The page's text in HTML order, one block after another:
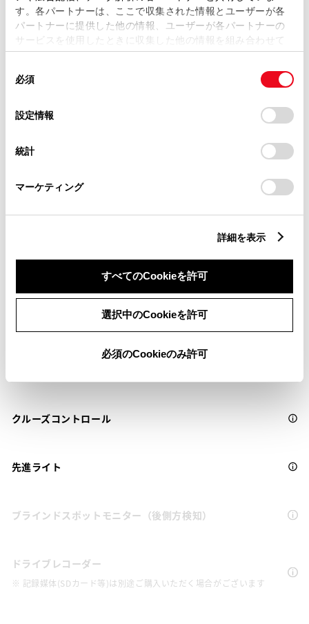
す。各パートナーは、ここで収集された情報とユーザーが各
パートナーに提供した他の情報、ユーザーが各パートナーの
サービスを使用したときに収集した他の情報を組み合わせて
使用することがあります。当ウェブサイトの使用を続行する
デバイスにすべてのCookie(クッキー)が保存されることに同
意したことになります。Cookie(クッキー)のオプトアウト、
設定の変更、同意を撤回したりするにあたっては、当社の
「Cookie（クッキー）情報の取り扱いについて
」をご覧くだ
必須
設定情報
統計
マーケティング
詳細を表示
すべてのCookieを許可
選択中のCookieを許可
必須のCookieのみ許可
リモコンスターター
ETC
※ セットアップ費用は別途申し受けます
Toyota Safety Sense・Lexus Safety Systemのﾌﾟﾘｸﾗｯｼｭｾｰﾌﾃｨ
クルーズコントロール
先進ライト
ブラインドスポットモニター（後側方検知）
ドライブレコーダー
※ 記録媒体(SDカード等)は別途ご購入いただく場合がございます